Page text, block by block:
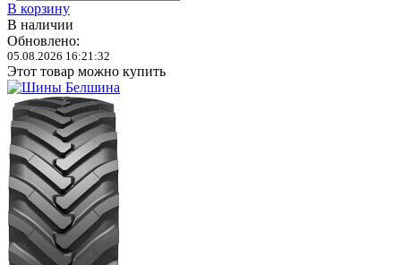
В корзину
В наличии
Обновлено:
05.08.2026 16:21:32
Этот товар можно купить